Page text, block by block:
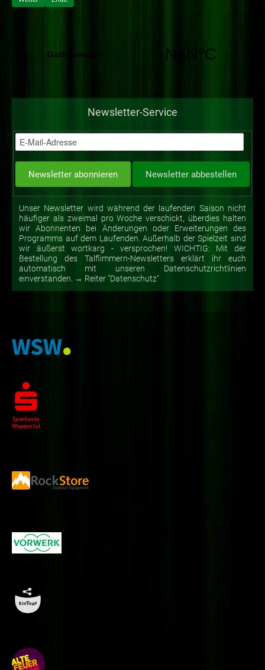
Newsletter-Service
Unser Newsletter wird während der laufenden Saison nicht
häufiger als zweimal pro Woche verschickt, überdies halten
wir Abonnenten bei Änderungen oder Erweiterungen des
Programms auf dem Laufenden. Außerhalb der Spielzeit sind
wir äußerst wortkarg - versprochen! WICHTIG: Mit der
Bestellung des Talflimmern-Newsletters erklärt ihr euch
automatisch mit unseren Datenschutzrichtlinien
einverstanden. → Reiter "Datenschutz"